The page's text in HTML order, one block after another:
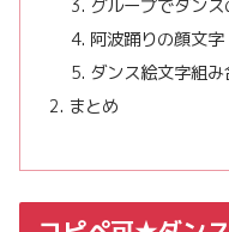
グループでダン
阿波踊りの顔文字
ダンス絵文字組み
まとめ